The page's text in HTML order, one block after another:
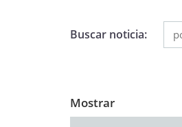
Buscar noticia:
Mostrar